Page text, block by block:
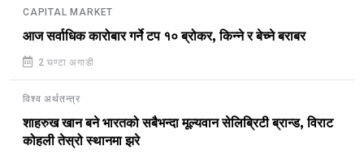
CAPITAL MARKET
आज सर्वाधिक कारोबार गर्ने टप १० ब्रोकर, किन्ने र बेच्ने बराबर
2 घण्टा अगाडी
विश्व अर्थतन्त्र
शाहरुख खान बने भारतको सबैभन्दा मूल्यवान सेलिब्रिटी ब्रान्ड, विराट
कोहली तेस्रो स्थानमा झरे